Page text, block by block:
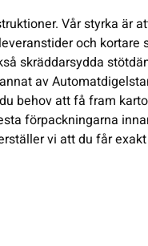
Vår styrka är
och kortare
skräddarsydda
av
behov att få fram
förpackningarna
vi att du får